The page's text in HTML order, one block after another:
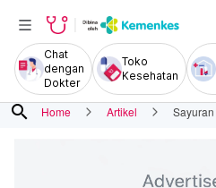
Chat
dengan
Dokter
Toko
Kesehatan
search Home Artikel